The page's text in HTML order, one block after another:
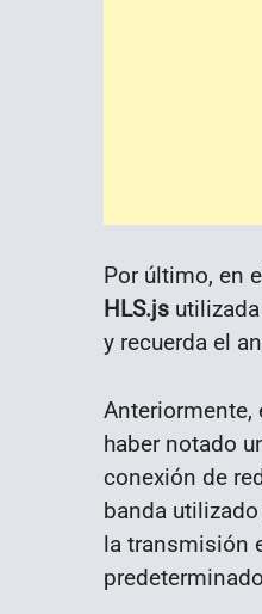
Por último, en
HLS.js
y recuerda el
Anteriormente,
haber notado
conexión de
banda
la transmisión